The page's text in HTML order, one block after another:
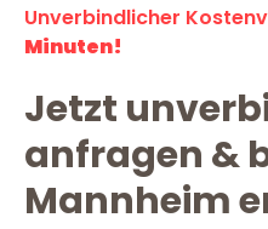
Unverbindlicher
Minuten!
Jetzt
anfragen &
Mannheim